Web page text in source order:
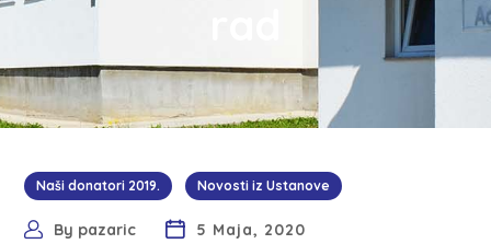
Naši donatori 2019. Novosti iz Ustanove
By pazaric
5 Maja, 2020